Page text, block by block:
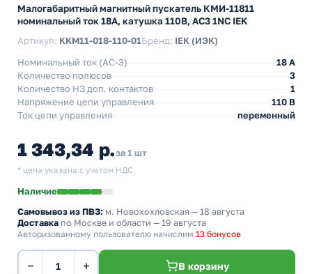
Малогабаритный магнитный пускатель КМИ-11811
номинальный ток 18А, катушка 110В, АС3 1NC IEK
Артикул: KKM11-018-110-01Бренд: IEK (ИЭК)
Номинальный ток (АС-3)
18 A
Количество полюсов
3
Количество НЗ доп. контактов
1
Напряжение цепи управления
110 В
Ток цепи управления
переменный
1 343,34 р.за 1 шт
* цена указана с учетом НДС.
Наличие
Самовывоз из ПВЗ: м. Новохохловская — 18 августа
Доставка по Москве и области — 19 августа
Авторизованному пользователю начислим 13 бонусов
− + В корзину